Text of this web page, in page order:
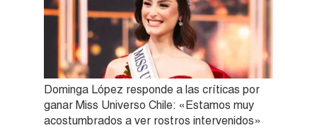
Dominga López responde a las críticas por
ganar Miss Universo Chile: «Estamos muy
acostumbrados a ver rostros intervenidos»